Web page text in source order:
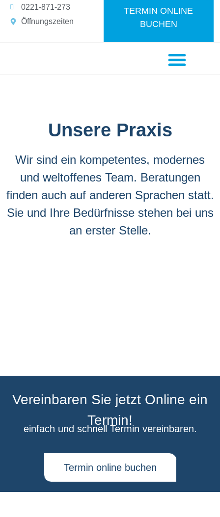
0221-871-273
Öffnungszeiten
TERMIN ONLINE
BUCHEN
Unsere Praxis
Wir sind ein kompetentes, modernes
und weltoffenes Team. Beratungen
finden auch auf anderen Sprachen statt.
Sie und Ihre Bedürfnisse stehen bei uns
an erster Stelle.
Vereinbaren Sie jetzt Online ein
Termin!
einfach und schnell Termin vereinbaren.
Termin online buchen